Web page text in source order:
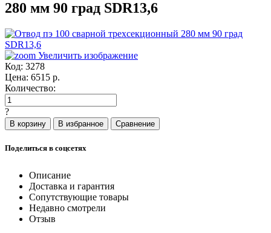
280 мм 90 град SDR13,6
Увеличить изображение
Код: 3278
Цена: 6515 р.
Количество:
?
Поделиться в соцсетях
Описание
Доставка и гарантия
Сопутствующие товары
Недавно смотрели
Отзыв